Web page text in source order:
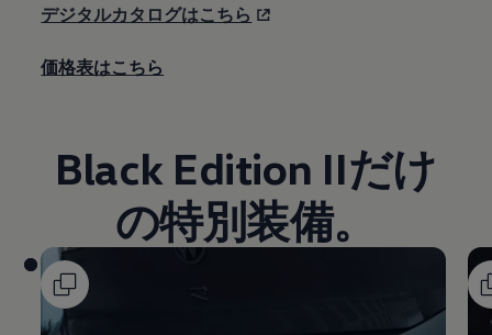
デジタルカタログはこちら
価格表はこちら
Black Edition IIだけ
の特別装備。